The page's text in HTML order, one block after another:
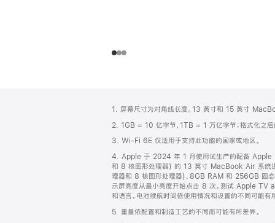
页
脚
注
1. 屏幕尺寸为对角线长度。13 英寸和 15 英寸
2. 1GB = 10 亿字节，1TB = 1 万亿字节；格式化之后
3. Wi-Fi 6E 仅适用于支持此功能的国家或地区。
4. Apple 于 2024 年 1 月使用试生产的配备 Apple
和 8 核图形处理器) 的 13 英寸 MacBook Air 系统
理器和 8 核图形处理器)、8GB RAM 和 256GB 固态
示屏亮度从最小亮度开始点击 8 次。测试 Apple TV
和语言。电池续航时间依使用情况和设置的不同可能
5. 重量依配置和制造工艺的不同而可能有所差异。